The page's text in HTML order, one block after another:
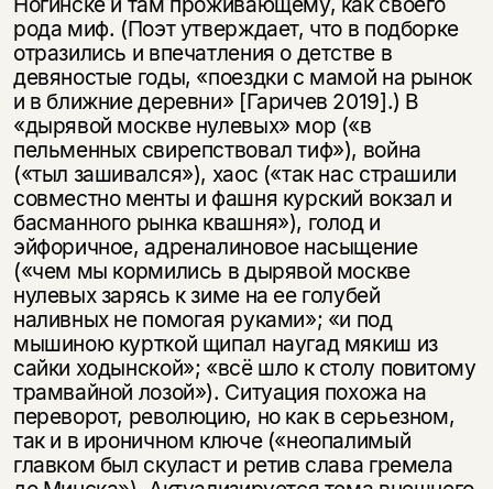
рода миф. (Поэт утверждает, что в подборке
отразились и впечатления о детстве в
девяностые годы, «поездки с мамой на рынок
и в ближние деревни» [Гаричев 2019].) В
«дырявой москве нулевых» мор («в
пельменных свирепствовал тиф»), война
(«тыл зашивался»), хаос («так нас страшили
совместно менты и фашня курский вокзал и
басманного рынка квашня»), голод и
эйфоричное, адреналиновое насыщение
(«чем мы кормились в дырявой москве
нулевых зарясь к зиме на ее голубей
наливных не помогая руками»; «и под
мышиною курткой щипал наугад мякиш из
сайки ходынской»; «всё шло к столу повитому
трамвайной лозой»). Ситуация похожа на
переворот, революцию, но как в серьезном,
так и в ироничном ключе («неопалимый
главком был скуласт и ретив слава гремела